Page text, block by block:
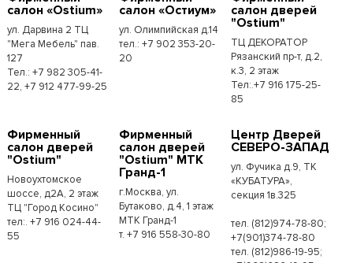
салон «Ostium»
ул. Дарвина 2 ТЦ
"Мега Мебель" пав.
127
Тел.: +7 982 305-41-
22, +7 912 477-99-25
салон «Остиум»
ул. Олимпийская д.14
тел.: +7 902 353-20-
20
салон дверей
"Ostium"
ТЦ ДЕКОРАТОР
Рязанский пр-т, д.2,
к.3, 2 этаж
Тел:.+7 916 175-25-
85
Фирменный
салон дверей
"Ostium"
Новоухтомское
шоссе, д2А, 2 этаж
ТЦ "Город Косино"
тел:. +7 916 024-44-
55
Фирменный
салон дверей
"Ostium" МТК
Гранд-1
г.Москва, ул.
Бутаково, д.4, 1 этаж
МТК Гранд-1
т. +7 916 558-30-80
Центр Дверей
СЕВЕРО-ЗАПАД
ул. Фучика д.9, ТК
«КУБАТУРА»,
секция 1в.325
тел. (812)974-78-80;
+7(901)374-78-80
тел. (812)986-19-95;